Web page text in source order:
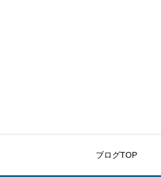
ブログTOP